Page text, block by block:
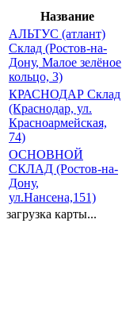
Название
АЛЬТУС (атлант)
Склад (Ростов-на-
Дону, Малое зелёное
кольцо, 3)
КРАСНОДАР Склад
(Краснодар, ул.
Красноармейская,
74)
ОСНОВНОЙ
СКЛАД (Ростов-на-
Дону,
ул.Нансена,151)
загрузка карты...